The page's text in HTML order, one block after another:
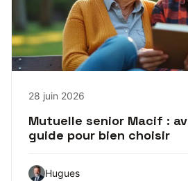
28 juin 2026
Mutuelle senior Macif :
guide pour bien choisir
Hugues